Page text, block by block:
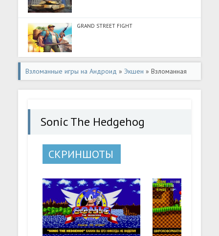
GRAND STREET FIGHT
Взломанные игры на Андроид »Экшен » Взломанная
игра Sonic The Hedgehog (Взлом на монеты) на
Sonic The Hedgehog
СКРИНШОТЫ